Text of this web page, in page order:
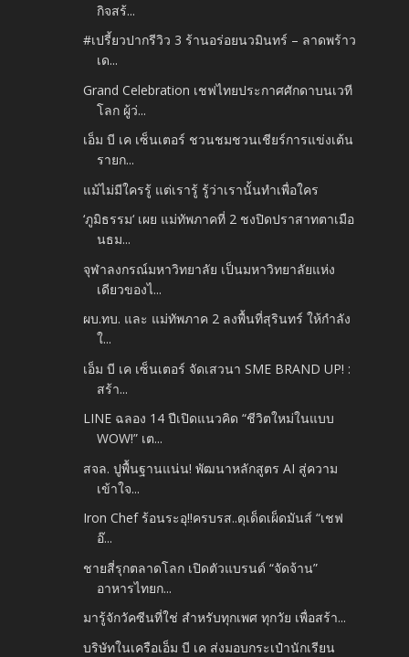
กิจสร้...
#เปรี้ยวปากรีวิว 3 ร้านอร่อยนวมินทร์ – ลาดพร้าว
เด...
Grand Celebration เชฟไทยประกาศศักดาบนเวที
โลก ผู้ว่...
เอ็ม บี เค เซ็นเตอร์ ชวนชมชวนเชียร์การแข่งเต้น
รายก...
แม้ไม่มีใครรู้ แต่เรารู้ รู้ว่าเรานั้นทำเพื่อใคร
‘ภูมิธรรม‘ เผย แม่ทัพภาคที่ 2 ชงปิดปราสาทตาเมือ
นธม...
จุฬาลงกรณ์มหาวิทยาลัย เป็นมหาวิทยาลัยแห่ง
เดียวของไ...
ผบ.ทบ. และ แม่ทัพภาค 2 ลงพื้นที่สุรินทร์ ให้กำลัง
ใ...
เอ็ม บี เค เซ็นเตอร์ จัดเสวนา SME BRAND UP! :
สร้า...
LINE ฉลอง 14 ปีเปิดแนวคิด “ชีวิตใหม่ในแบบ
WOW!” เต...
สจล. ปูพื้นฐานแน่น! พัฒนาหลักสูตร AI สู่ความ
เข้าใจ...
Iron Chef ร้อนระอุ!!ครบรส..ดุเด็ดเผ็ดมันส์ “เชฟ
อ๊...
ชายสี่รุกตลาดโลก เปิดตัวแบรนด์ “จัดจ้าน”
อาหารไทยก...
มารู้จักวัคซีนที่ใช่ สำหรับทุกเพศ ทุกวัย เพื่อสร้า...
บริษัทในเครือเอ็ม บี เค ส่งมอบกระเป๋านักเรียน